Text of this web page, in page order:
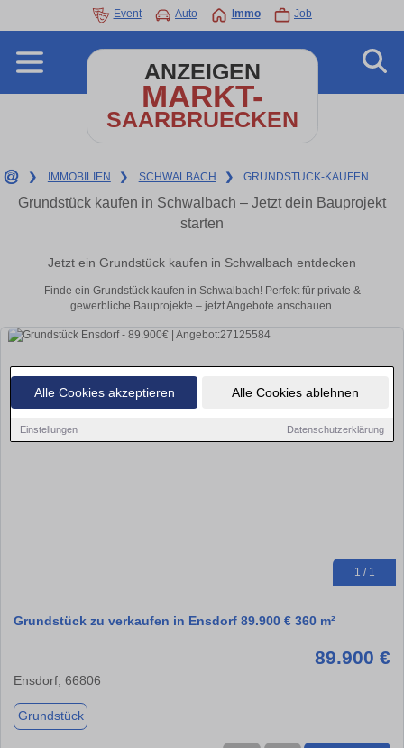
Alle Cookies akzeptieren Alle Cookies ablehnen
Einstellungen Datenschutzerklärung
Event Auto Immo Job
ANZEIGEN
MARKT-
SAARBRUECKEN
❯ IMMOBILIEN ❯ SCHWALBACH ❯ GRUNDSTÜCK-KAUFEN
Grundstück kaufen in Schwalbach – Jetzt dein Bauprojekt
starten
Jetzt ein Grundstück kaufen in Schwalbach entdecken
Finde ein Grundstück kaufen in Schwalbach! Perfekt für private &
gewerbliche Bauprojekte – jetzt Angebote anschauen.
1 / 1
Grundstück zu verkaufen in Ensdorf 89.900 € 360 m²
89.900 €
Ensdorf, 66806
Grundstück